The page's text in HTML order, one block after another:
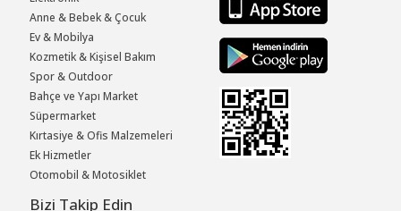
Anne & Bebek & Çocuk
Ev & Mobilya
Kozmetik & Kişisel Bakım
Spor & Outdoor
Bahçe ve Yapı Market
Süpermarket
Kırtasiye & Ofis Malzemeleri
Ek Hizmetler
Otomobil & Motosiklet
Bizi Takip Edin